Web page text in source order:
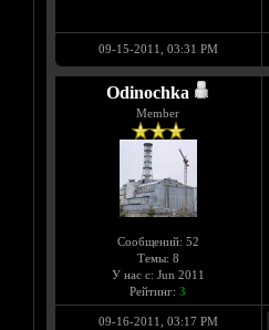
09-15-2011, 03:31 PM
Odinochka
Member
Сообщений: 52
Темы: 8
У нас с: Jun 2011
Рейтинг: 3
09-16-2011, 03:17 PM